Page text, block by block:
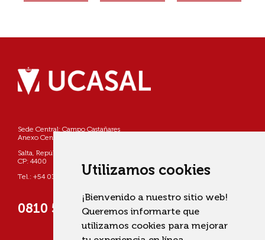
Utilizamos cookies
¡Bienvenido a nuestro sitio web!
Queremos informarte que
utilizamos cookies para mejorar
Sede Central: Campo Castañares
Anexo Centro: Pellegrini 790
Salta, República Argentina
CP: 4400
Tel.: +54 0387 4268800
0810 555 822725 (UCASAL)